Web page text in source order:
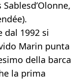
dal 1992 si
Marin punta
della barca
la prima